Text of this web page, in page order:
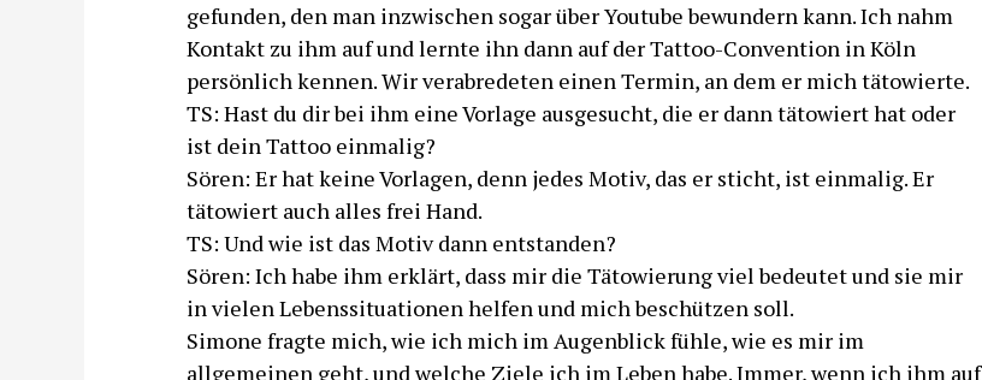
gefunden, den man inzwischen sogar über Youtube bewundern kann. Ich nahm
Kontakt zu ihm auf und lernte ihn dann auf der Tattoo-Convention in Köln
persönlich kennen. Wir verabredeten einen Termin, an dem er mich tätowierte.
TS: Hast du dir bei ihm eine Vorlage ausgesucht, die er dann tätowiert hat oder
ist dein Tattoo einmalig?
Sören: Er hat keine Vorlagen, denn jedes Motiv, das er sticht, ist einmalig. Er
tätowiert auch alles frei Hand.
TS: Und wie ist das Motiv dann entstanden?
Sören: Ich habe ihm erklärt, dass mir die Tätowierung viel bedeutet und sie mir
in vielen Lebenssituationen helfen und mich beschützen soll.
Simone fragte mich, wie ich mich im Augenblick fühle, wie es mir im
allgemeinen geht, und welche Ziele ich im Leben habe. Immer, wenn ich ihm auf